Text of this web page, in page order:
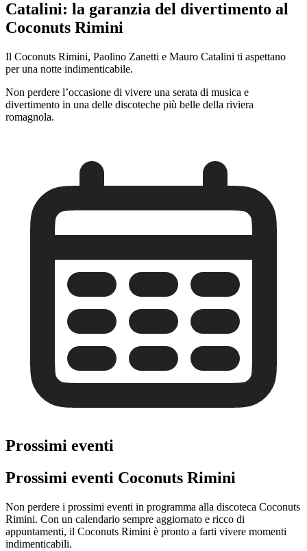
Catalini: la garanzia del divertimento al
Coconuts Rimini
Il Coconuts Rimini, Paolino Zanetti e Mauro Catalini ti aspettano
per una notte indimenticabile.
Non perdere l’occasione di vivere una serata di musica e
divertimento in una delle discoteche più belle della riviera
romagnola.
Prossimi eventi
Prossimi eventi Coconuts Rimini
Non perdere i prossimi eventi in programma alla discoteca Coconuts
Rimini. Con un calendario sempre aggiornato e ricco di
appuntamenti, il Coconuts Rimini è pronto a farti vivere momenti
indimenticabili.